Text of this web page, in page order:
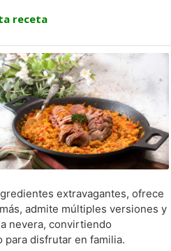
receta
extravagantes, ofrece
admite múltiples versiones y
nevera, convirtiendo
disfrutar en familia.